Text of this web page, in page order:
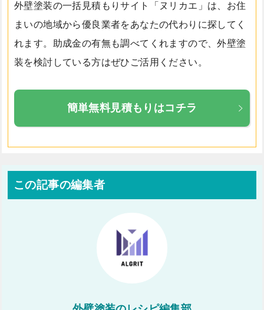
外壁塗装の一括見積もりサイト「ヌリカエ」は、お住
まいの地域から優良業者をあなたの代わりに探してく
れます。助成金の有無も調べてくれますので、外壁塗
装を検討している方はぜひご活用ください。
簡単無料見積もりはコチラ
この記事の編集者